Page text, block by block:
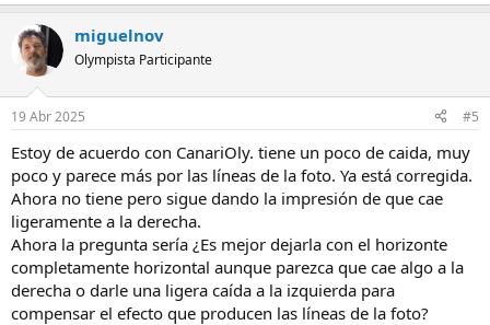
miguelnov
Olympista Participante
19 Abr 2025 #5
Estoy de acuerdo con CanariOly. tiene un poco de caida, muy
poco y parece más por las líneas de la foto. Ya está corregida.
Ahora no tiene pero sigue dando la impresión de que cae
ligeramente a la derecha.
Ahora la pregunta sería ¿Es mejor dejarla con el horizonte
completamente horizontal aunque parezca que cae algo a la
derecha o darle una ligera caída a la izquierda para
compensar el efecto que producen las líneas de la foto?